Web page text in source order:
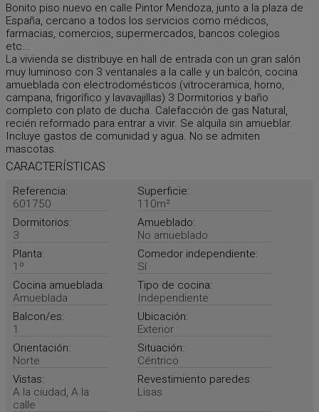
Bonito piso nuevo en calle Pintor Mendoza, junto a la plaza de
España, cercano a todos los servicios como médicos,
farmacias, comercios, supermercados, bancos colegios
etc...
La vivienda se distribuye en hall de entrada con un gran salón
muy luminoso con 3 ventanales a la calle y un balcón, cocina
amueblada con electrodomésticos (vitroceramica, horno,
campana, frigorífico y lavavajillas) 3 Dormitorios y baño
completo con plato de ducha. Calefacción de gas Natural,
recién reformado para entrar a vivir. Se alquila sin amueblar.
Incluye gastos de comunidad y agua. No se admiten
mascotas.
CARACTERÍSTICAS
Referencia:
601750
Superficie:
110m²
Dormitorios:
3
Amueblado:
No amueblado
Planta:
1º
Comedor independiente:
Sí
Cocina amueblada:
Amueblada
Tipo de cocina:
Independiente
Balcon/es:
1
Ubicación:
Exterior
Orientación:
Norte
Situación:
Céntrico
Vistas:
A la ciudad, A la
calle
Revestimiento paredes:
Lisas